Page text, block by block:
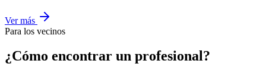
Ver más
Para los vecinos
¿Cómo encontrar un profesional?